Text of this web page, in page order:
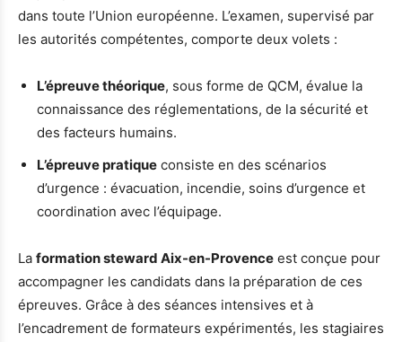
dans toute l’Union européenne. L’examen, supervisé par
les autorités compétentes, comporte deux volets :
L’épreuve théorique, sous forme de QCM, évalue la
connaissance des réglementations, de la sécurité et
des facteurs humains.
L’épreuve pratique consiste en des scénarios
d’urgence : évacuation, incendie, soins d’urgence et
coordination avec l’équipage.
La formation steward Aix-en-Provence est conçue pour
accompagner les candidats dans la préparation de ces
épreuves. Grâce à des séances intensives et à
l’encadrement de formateurs expérimentés, les stagiaires